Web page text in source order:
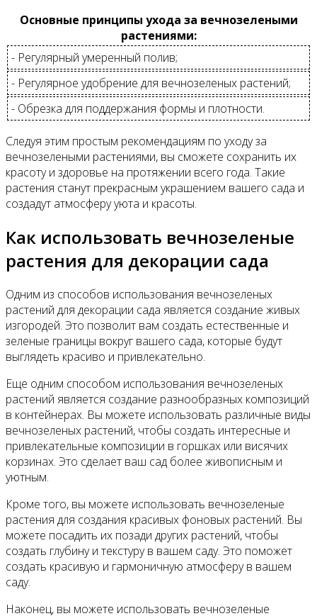
Основные принципы ухода за вечнозелеными
растениями:
- Регулярный умеренный полив;
- Регулярное удобрение для вечнозеленых растений;
- Обрезка для поддержания формы и плотности.
Следуя этим простым рекомендациям по уходу за
вечнозелеными растениями, вы сможете сохранить их
красоту и здоровье на протяжении всего года. Такие
растения станут прекрасным украшением вашего сада и
создадут атмосферу уюта и красоты.
Как использовать вечнозеленые
растения для декорации сада
Одним из способов использования вечнозеленых
растений для декорации сада является создание живых
изгородей. Это позволит вам создать естественные и
зеленые границы вокруг вашего сада, которые будут
выглядеть красиво и привлекательно.
Еще одним способом использования вечнозеленых
растений является создание разнообразных композиций
в контейнерах. Вы можете использовать различные виды
вечнозеленых растений, чтобы создать интересные и
привлекательные композиции в горшках или висячих
корзинах. Это сделает ваш сад более живописным и
уютным.
Кроме того, вы можете использовать вечнозеленые
растения для создания красивых фоновых растений. Вы
можете посадить их позади других растений, чтобы
создать глубину и текстуру в вашем саду. Это поможет
создать красивую и гармоничную атмосферу в вашем
саду.
Наконец, вы можете использовать вечнозеленые